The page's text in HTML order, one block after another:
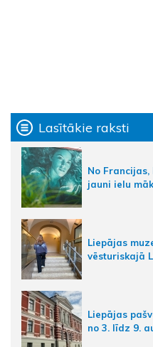
Lasītākie raksti
No
jauni ielu
Liepājas
vēsturiskajā
Liepājas
no 3. līdz 9.